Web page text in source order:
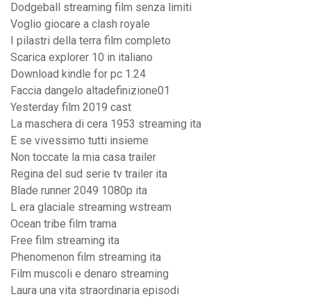
Dodgeball streaming film senza limiti
Voglio giocare a clash royale
I pilastri della terra film completo
Scarica explorer 10 in italiano
Download kindle for pc 1.24
Faccia dangelo altadefinizione01
Yesterday film 2019 cast
La maschera di cera 1953 streaming ita
E se vivessimo tutti insieme
Non toccate la mia casa trailer
Regina del sud serie tv trailer ita
Blade runner 2049 1080p ita
L era glaciale streaming wstream
Ocean tribe film trama
Free film streaming ita
Phenomenon film streaming ita
Film muscoli e denaro streaming
Laura una vita straordinaria episodi